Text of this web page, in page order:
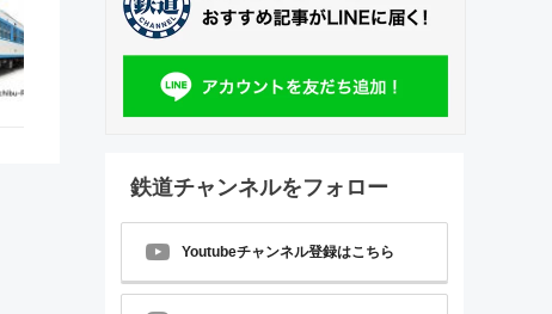
鉄道チャンネルをフォロー
Youtubeチャンネル登録はこちら